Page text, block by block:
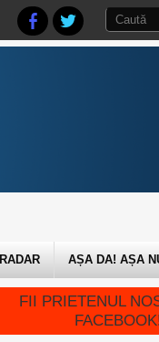
RADAR AȘA DA! AȘA
FII PRIETENUL